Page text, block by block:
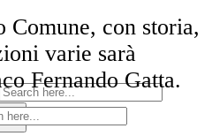
con storia,
varie sarà
Fernando Gatta.